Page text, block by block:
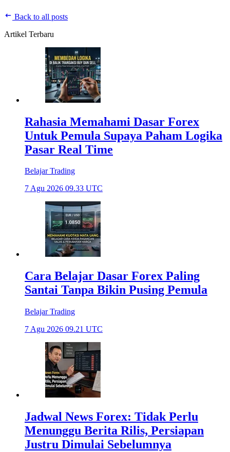
Back to all posts
Artikel Terbaru
Rahasia Memahami Dasar Forex
Untuk Pemula Supaya Paham Logika
Pasar Real Time
Belajar Trading
7 Agu 2026 09.33 UTC
Cara Belajar Dasar Forex Paling
Santai Tanpa Bikin Pusing Pemula
Belajar Trading
7 Agu 2026 09.21 UTC
Jadwal News Forex: Tidak Perlu
Menunggu Berita Rilis, Persiapan
Justru Dimulai Sebelumnya